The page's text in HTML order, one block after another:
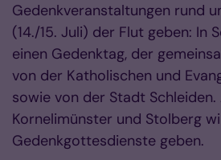
Gedenkveranstaltungen rund
(14./15. Juli) der Flut geben: In
einen Gedenktag, der
von der Katholischen und
sowie von der Stadt Schleiden.
Kornelimünster und Stolberg
Gedenkgottesdienste geben.